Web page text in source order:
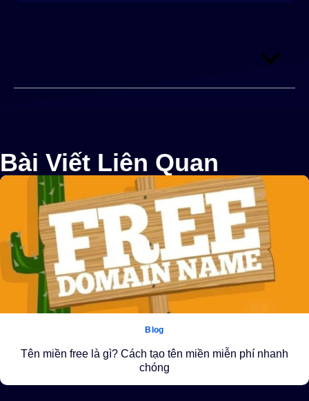
Bài Viết Liên Quan
Blog
Tên miền free là gì? Cách tạo tên miền miễn phí nhanh
chóng